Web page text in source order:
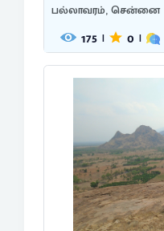
பல்லாவரம், சென்னை
175 | 0 |